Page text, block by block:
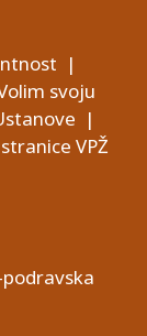
|
svoju
|
VPŽ